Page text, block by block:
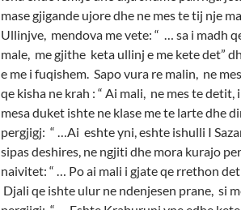
mase gjigande ujore dhe ne mes te tij nje
Ullinjve, mendova me vete: “ … sa i madh
male, me gjithe keta ullinj e me kete det”
e me i fuqishem. Sapo vura re malin, ne
qe kisha ne krah : “ Ai mali, ne mes te detit,
mesa duket ishte ne klase me te larte dhe
pergjigj: “ …Ai eshte yni, eshte ishulli I
sipas deshires, ne ngjiti dhe mora kurajo
naivitet: “ … Po ai mali i gjate qe rrethon
Djali qe ishte ulur ne ndenjesen prane, si